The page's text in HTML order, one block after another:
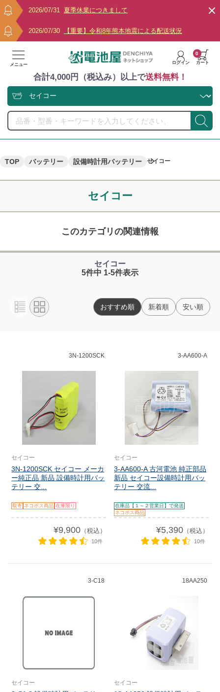
2026/07/31 夏季休業につきまして
2026/07/30 【重要】令和8年熊本地震による配送状況
メニュー ログイン カート
0
合計4,000円（税込み）以上で送料無料！
TOP バッテリー 設備時計用バッテリー セイコー
セイコー
このカテゴリの関連情報
セイコー
5件中 1-5件表示
おすすめ順 新着順 安い順
3N-1200SCK
セイコー
3N-1200SCK セイコー メーカ
ー純正品 新品 設備時計用バッ
テリー 交...
取寄 ネコポス商品 在庫限り
¥9,900（税込）
10件
3-AA600-A
セイコー
3-AA600-A 古河電池 純正部品
新品 セイコー設備時計用バッ
テリー 交流...
在庫品【１～２営業日】で発送
ネコポス商品
¥5,390（税込）
10件
3-C18
セイコー
18AA250
セイコー